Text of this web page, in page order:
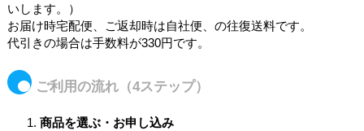
いします。）
お届け時宅配便、ご返却時は自社便、の往復送料です。
代引きの場合は手数料が330円です。
ご利用の流れ（4ステップ）
商品を選ぶ・お申し込み